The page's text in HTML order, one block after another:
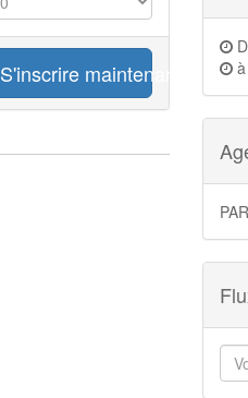
S'inscrire maintenant
à